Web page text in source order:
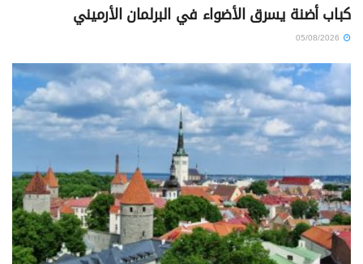
كباب أضنة يسرق الأضواء في البرلمان الأرميني